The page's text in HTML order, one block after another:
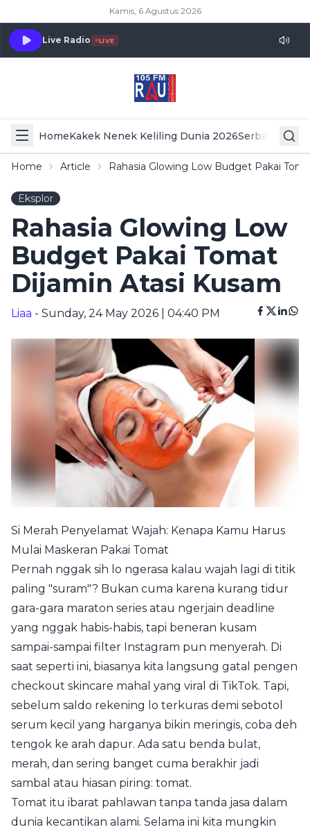
Kamis, 6 Agustus 2026
Live Radio LIVE
HomeKakek Nenek Keliling Dunia 2026Serba Serbi
Home Article Rahasia Glowing Low Budget Pakai
Eksplor
Rahasia Glowing Low
Budget Pakai Tomat
Dijamin Atasi Kusam
Liaa - Sunday, 24 May 2026 | 04:40 PM
Si Merah Penyelamat Wajah: Kenapa Kamu Harus
Mulai Maskeran Pakai Tomat
Pernah nggak sih lo ngerasa kalau wajah lagi di titik
paling "suram"? Bukan cuma karena kurang tidur
gara-gara maraton series atau ngerjain deadline
yang nggak habis-habis, tapi beneran kusam
sampai-sampai filter Instagram pun menyerah. Di
saat seperti ini, biasanya kita langsung gatal pengen
checkout skincare mahal yang viral di TikTok. Tapi,
sebelum saldo rekening lo terkuras demi sebotol
serum kecil yang harganya bikin meringis, coba deh
tengok ke arah dapur. Ada satu benda bulat,
merah, dan sering banget cuma berakhir jadi
sambal atau hiasan piring: tomat.
Tomat itu ibarat pahlawan tanpa tanda jasa dalam
dunia kecantikan alami. Selama ini kita mungkin